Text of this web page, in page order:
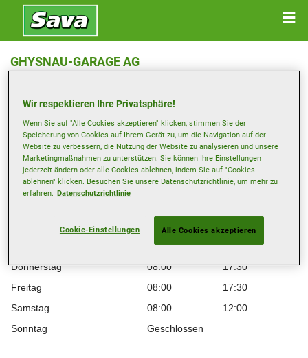
GHYSNAU-GARAGE AG
Anfahrtsbeschreibung
Telefonnummer anzeigen
Öffnungszeiten
08:00
17:30
08:00
17:30
Donnerstag
08:00
17:30
Freitag
08:00
17:30
Samstag
08:00
12:00
Sonntag
Geschlossen
Wir respektieren Ihre Privatsphäre!
Wenn Sie auf "Alle Cookies akzeptieren" klicken, stimmen Sie der
Speicherung von Cookies auf Ihrem Gerät zu, um die Navigation auf der
Website zu verbessern, die Nutzung der Website zu analysieren und unsere
Marketingmaßnahmen zu unterstützen. Sie können Ihre Einstellungen
jederzeit ändern oder alle Cookies ablehnen, indem Sie auf "Cookies
ablehnen" klicken. Besuchen Sie unsere Datenschutzrichtlinie, um mehr zu
erfahren. Datenschutzrichtlinie
Cookie-Einstellungen Alle Cookies akzeptieren